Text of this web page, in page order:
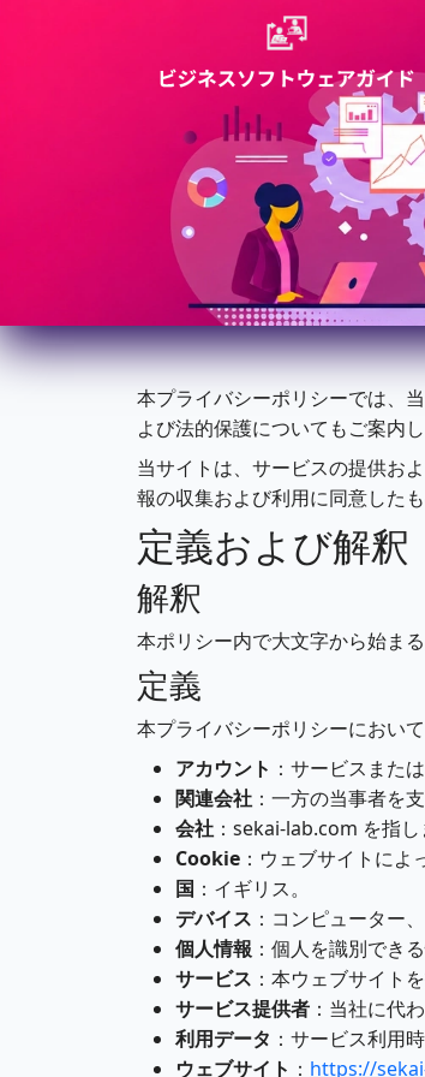
本プライバシーポリシーでは、
よび法的保護についてもご案内し
当サイトは、サービスの提供お
報の収集および利用に同意した
定義および解釈
解釈
本ポリシー内で大文字から始ま
定義
本プライバシーポリシーにおい
アカウント ：サービスまた
関連会社 ：一方の当事者を
会社 ：sekai-lab.com を指し
Cookie ：ウェブサイトによ
国 ：イギリス。
デバイス ：コンピューター
個人情報 ：個人を識別できる
サービス ：本ウェブサイト
サービス提供者 ：当社に代
利用データ ：サービス利用
ウェブサイト ： https://